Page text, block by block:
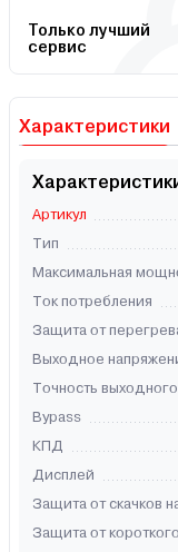
Только лучший
сервис
Характеристики
Артикул
Тип
Максимальная
Ток потребления
Защита от
Выходное
Точность
Bypass
КПД
Дисплей
Защита от скачков
Защита от